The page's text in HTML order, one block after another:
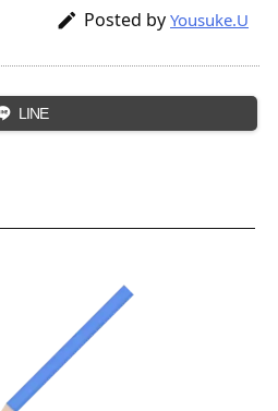
 Posted by Yousuke.U
LINE